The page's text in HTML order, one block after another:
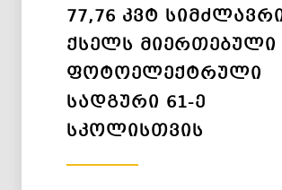
77,76 ᲙᲕᲢ
ᲥᲡᲔᲚᲡ ᲛᲘᲔᲠᲗᲔᲑᲣᲚᲘ
ᲤᲝᲢᲝᲔᲚᲔᲥᲢᲠᲣᲚᲘ
ᲡᲐᲓᲒᲣᲠᲘ 61-Ე
ᲡᲙᲝᲚᲘᲡᲗᲕᲘᲡ